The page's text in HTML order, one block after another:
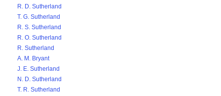
R. D. Sutherland
T. G. Sutherland
R. S. Sutherland
R. O. Sutherland
R. Sutherland
A. M. Bryant
J. E. Sutherland
N. D. Sutherland
T. R. Sutherland